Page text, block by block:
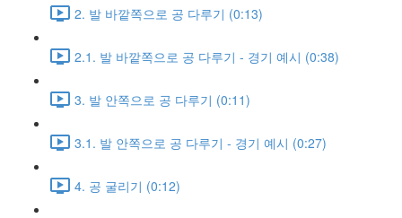
2. 발 바깥쪽으로 공 다루기 (0:13)
2.1. 발 바깥쪽으로 공 다루기 - 경기 예시 (0:38)
3. 발 안쪽으로 공 다루기 (0:11)
3.1. 발 안쪽으로 공 다루기 - 경기 예시 (0:27)
4. 공 굴리기 (0:12)